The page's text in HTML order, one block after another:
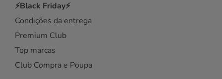
⚡Black Friday⚡
Condições da entrega
Premium Club
Top marcas
Club Compra e Poupa